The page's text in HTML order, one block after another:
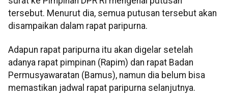
tersebut. Menurut dia, semua putusan tersebut akan
disampaikan dalam rapat paripurna.
Adapun rapat paripurna itu akan digelar setelah
adanya rapat pimpinan (Rapim) dan rapat Badan
Permusyawaratan (Bamus), namun dia belum bisa
memastikan jadwal rapat paripurna selanjutnya.